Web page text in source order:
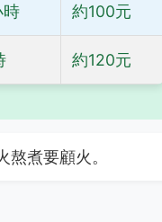
時 約100元
約120元
煮要顧火。